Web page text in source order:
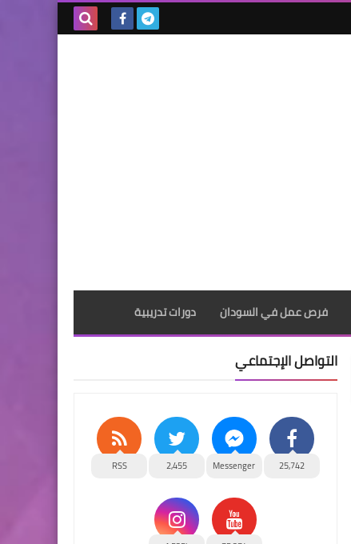
فرص عمل في السودان دورات تدريبية
التواصل الإجتماعي
25,742
Messenger
2,455
RSS